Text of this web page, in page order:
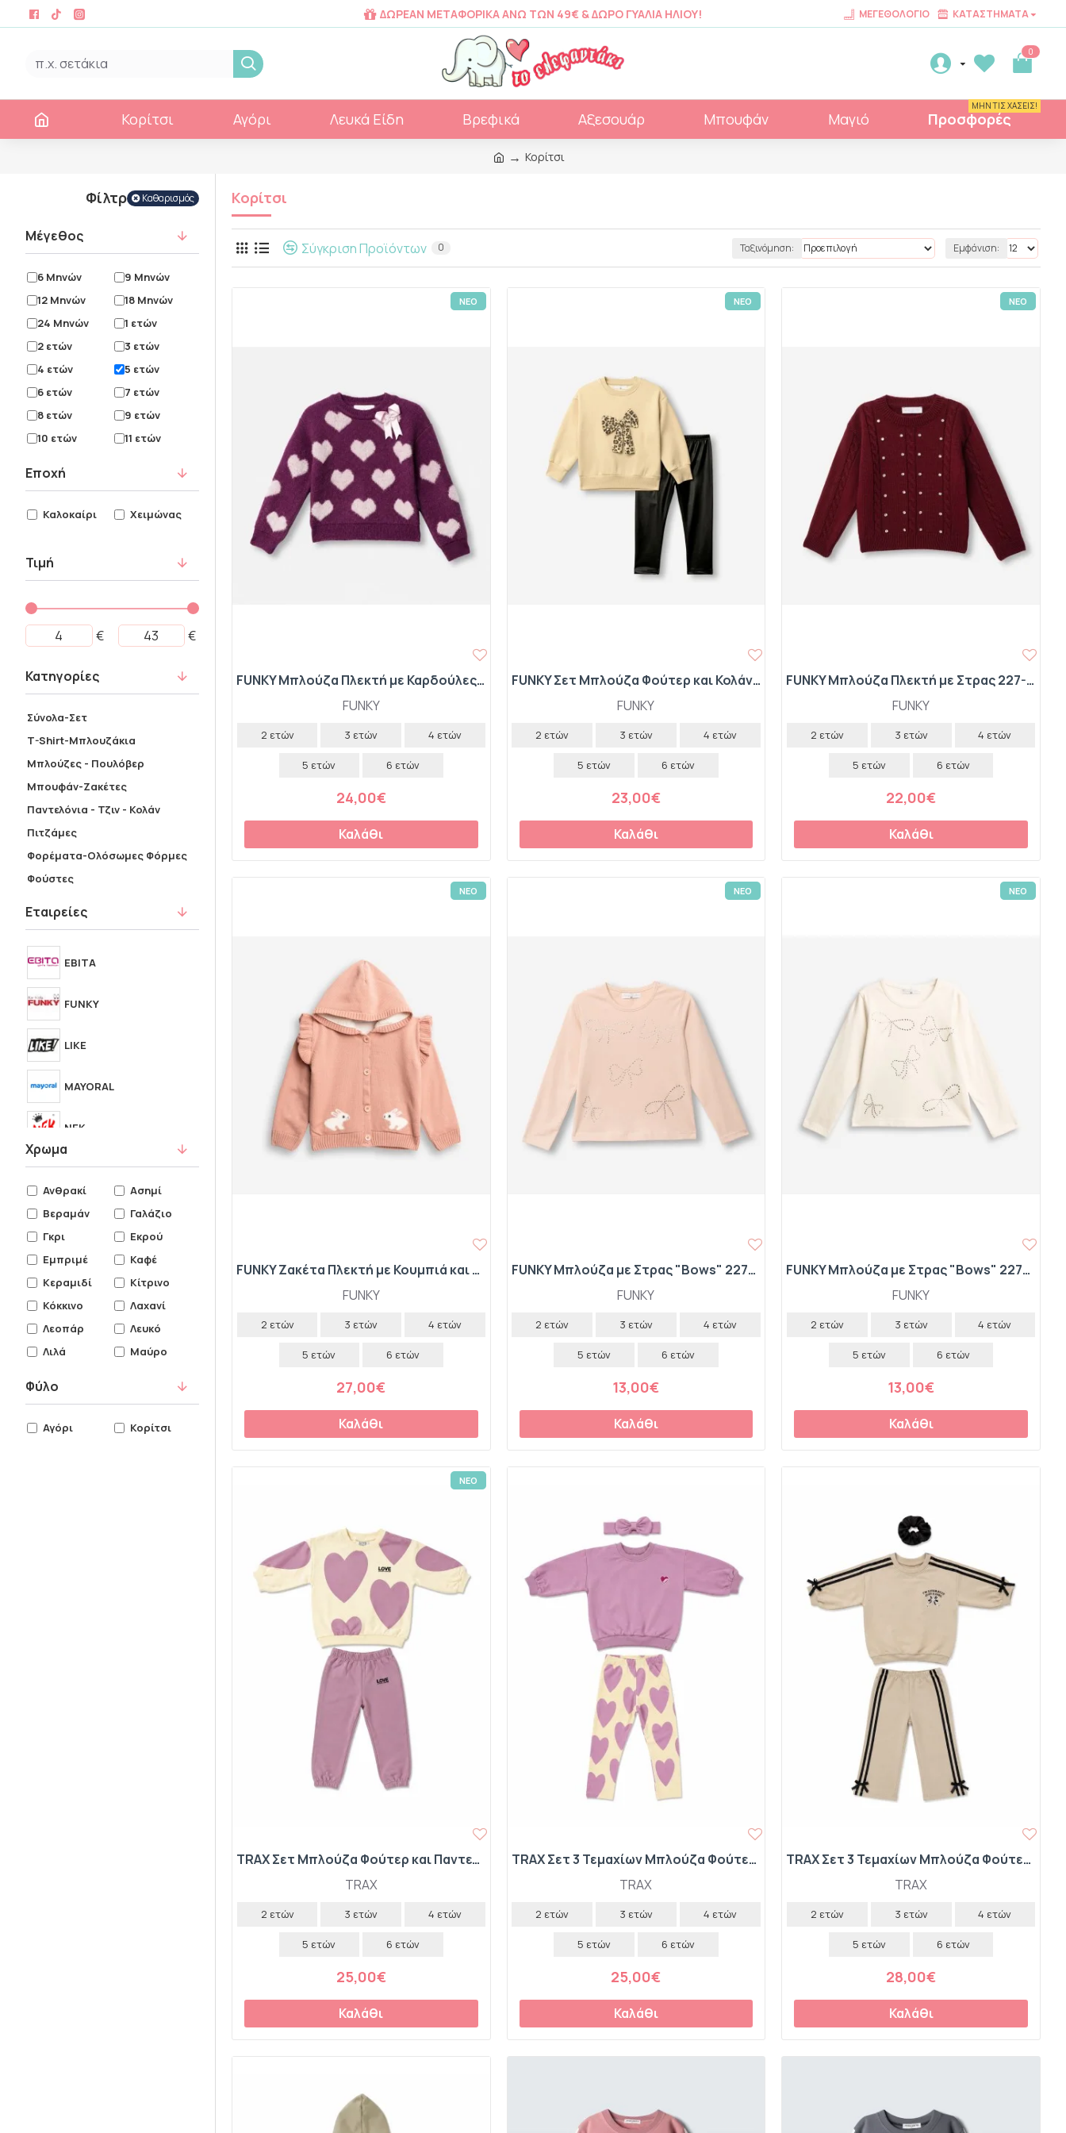
ΔΩΡΕΑΝ ΜΕΤΑΦΟΡΙΚΑ ΑΝΩ ΤΩΝ 49€ & ΔΩΡΟ ΓΥΑΛΙΑ ΗΛΙΟΥ! ΜΕΓΕΘΟΛΌΓΙΟ ΚΑΤΑΣΤΉΜΑΤΑ
0
Κορίτσι Αγόρι Λευκά Είδη Βρεφικά Αξεσουάρ Μπουφάν Μαγιό Προσφορές
ΜΗΝ ΤΙΣ ΧΑΣΕΙΣ!
Κορίτσι
Φίλτρα Καθαρισμός
Τιμή
€ €
Κατηγορίες
Σύνολα-Σετ
T-Shirt-Μπλουζάκια
Μπλούζες - Πουλόβερ
Μπουφάν-Ζακέτες
Παντελόνια - Τζιν - Κολάν
Πιτζάμες
Φορέματα-Ολόσωμες Φόρμες
Φούστες
Εταιρείες
EBITA
FUNKY
LIKE
MAYORAL
NEK
NEW COLLEGE
OEM
TRAX
Μέγεθος
6 Μηνών
9 Μηνών
12 Μηνών
18 Μηνών
24 Μηνών
1 ετών
2 ετών
3 ετών
4 ετών
5 ετών
6 ετών
7 ετών
8 ετών
9 ετών
10 ετών
11 ετών
0-6 μηνών
3 Μηνών
20 ετών
13 ετών
15 Ετών
18 Ετών
16-21
One Size
22-26
31-36
Χρωμα
Ανθρακί
Ασημί
Βεραμάν
Γαλάζιο
Γκρι
Εκρού
Εμπριμέ
Καφέ
Κεραμιδί
Κίτρινο
Κόκκινο
Λαχανί
Λεοπάρ
Λευκό
Λιλά
Μαύρο
Μπεζ
Μπλε
Μπορντώ
Φύλο
Αγόρι Κορίτσι
Εποχή
Καλοκαίρι Χειμώνας
Κορίτσι
Σύγκριση Προϊόντων 0 Ταξινόμηση: Εμφάνιση:
ΝΕΟ
FUNKY
FUNKY Μπλούζα Πλεκτή με Καρδούλες 227-710113-1 Cameo-Ροζ Πούδρας
2 ετών 3 ετών 4 ετών
5 ετών 6 ετών
24,00€
Καλάθι
ΝΕΟ
FUNKY
FUNKY Σετ Μπλούζα Φούτερ και Κολάν Δερματίνη 227-739104-1 Ανοιχτό Μπεζ/Μαύρο
2 ετών 3 ετών 4 ετών
5 ετών 6 ετών
23,00€
Καλάθι
ΝΕΟ
FUNKY
FUNKY Μπλούζα Πλεκτή με Στρας 227-710110-1 Merlot
2 ετών 3 ετών 4 ετών
5 ετών 6 ετών
22,00€
Καλάθι
ΝΕΟ
FUNKY
FUNKY Ζακέτα Πλεκτή με Κουμπιά και Κουκούλα "Bunny" 227-710105-1 Κεραμιδί
2 ετών 3 ετών 4 ετών
5 ετών 6 ετών
27,00€
Καλάθι
ΝΕΟ
FUNKY
FUNKY Μπλούζα με Στρας "Bows" 227-706106-2 Ροζ
2 ετών 3 ετών 4 ετών
5 ετών 6 ετών
13,00€
Καλάθι
ΝΕΟ
FUNKY
FUNKY Μπλούζα με Στρας "Bows" 227-706106-1 Εκρού
2 ετών 3 ετών 4 ετών
5 ετών 6 ετών
13,00€
Καλάθι
ΝΕΟ
TRAX
TRAX Σετ Μπλούζα Φούτερ και Παντελόνι Φόρμας "Love" 50724 Cream
2 ετών 3 ετών 4 ετών
5 ετών 6 ετών
25,00€
Καλάθι
TRAX
TRAX Σετ 3 Τεμαχίων Μπλούζα Φούτερ-Κολάν-Κορδέλα "Ηearts" 50709 Dream
2 ετών 3 ετών 4 ετών
5 ετών 6 ετών
25,00€
Καλάθι
TRAX
TRAX Σετ 3 Τεμαχίων Μπλούζα Φούτερ-Παντελόνι Καμπάνα-Scrunchie "Just a Girl" 50725 Latte
2 ετών 3 ετών 4 ετών
5 ετών 6 ετών
28,00€
Καλάθι